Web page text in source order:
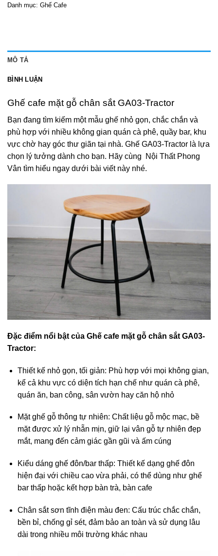
Danh mục: Ghế Cafe
MÔ TẢ
BÌNH LUẬN
Ghế cafe mặt gỗ chân sắt GA03-Tractor
Bạn đang tìm kiếm một mẫu ghế nhỏ gọn, chắc chắn và
phù hợp với nhiều không gian quán cà phê, quầy bar, khu
vực chờ hay góc thư giãn tại nhà. Ghế GA03-Tractor là lựa
chọn lý tưởng dành cho bạn. Hãy cùng Nội Thất Phong
Vân tìm hiểu ngay dưới bài viết này nhé.
Đặc điểm nổi bật của Ghế cafe mặt gỗ chân sắt GA03-
Tractor:
Thiết kế nhỏ gọn, tối giản: Phù hợp với mọi không gian,
kể cả khu vực có diện tích hạn chế như quán cà phê,
quán ăn, ban công, sân vườn hay căn hộ nhỏ
Mặt ghế gỗ thông tự nhiên: Chất liệu gỗ mộc mạc, bề
mặt được xử lý nhẵn mịn, giữ lại vân gỗ tự nhiên đẹp
mắt, mang đến cảm giác gần gũi và ấm cúng
Kiểu dáng ghế đôn/bar thấp: Thiết kế dạng ghế đôn
hiện đại với chiều cao vừa phải, có thể dùng như ghế
bar thấp hoặc kết hợp bàn trà, bàn cafe
Chân sắt sơn tĩnh điện màu đen: Cấu trúc chắc chắn,
bền bỉ, chống gỉ sét, đảm bảo an toàn và sử dụng lâu
dài trong nhiều môi trường khác nhau